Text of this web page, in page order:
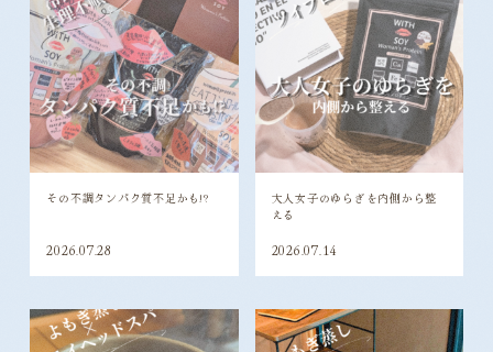
その不調タンパク質不足かも!?
2026.07.28
大人女子のゆらぎを内側から整
える
2026.07.14